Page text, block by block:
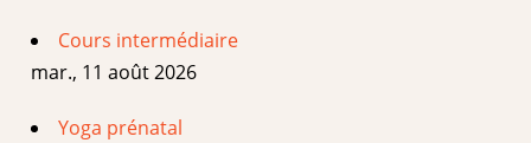
Cours intermédiaire
mar., 11 août 2026
Yoga prénatal